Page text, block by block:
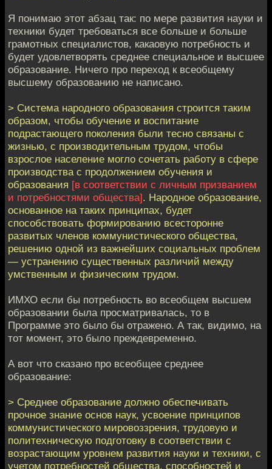
Я понимаю этот абзац так: по мере развития науки и
техники будет требоваться все больше и больше
грамотных специалистов, какаовую потребность и
будет удовлетворять среднее специальное и высшее
образование. Ничего про переход к всеобщему
высшему образованию не написано.
> Система народного образования строится таким
образом, чтобы обучение и воспитание
подрастающего поколения были тесно связаны с
жизнью, с производительным трудом, чтобы
взрослое население могло сочетать работу в сфере
производства с продолжением обучения и
образования [в соответствии с личным призванием
и потребностями общества]. Народное образование,
основанное на таких принципах, будет
способствовать формированию всесторонне
развитых членов коммунистического общества,
решению одной из важнейших социальных проблем
— устранению существенных различий между
умственным и физическим трудом.
ИМХО если бы потребность во всеобщем высшем
образовании была просматривалась, то в
Программе это было бы отражено. А так, видимо, на
тот момент, это было преждевременно.
А вот что сказано про всеобщее среднее
образование:
> Среднее образование должно обеспечивать
прочное знание основ наук, усвоение принципов
коммунистического мировоззрения, трудовую и
политехническую подготовку в соответствии с
возрастающим уровнем развития науки и техники, с
учетом потребностей общества, способностей и